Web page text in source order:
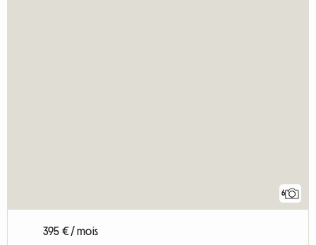
6
395 € / mois